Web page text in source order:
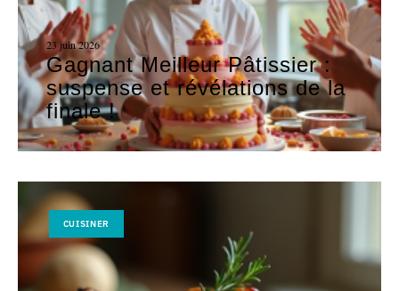
23 juin 2026
Gagnant Meilleur Pâtissier :
suspense et révélations de la
finale !
CUISINER